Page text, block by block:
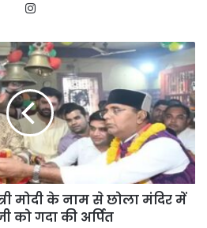
मोदी के नाम से छोला मंदिर में
को गदा की अर्पित